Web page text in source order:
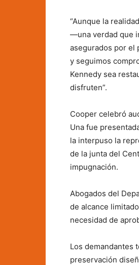
“Aunque la
—una verdad que
asegurados por el
y seguimos
Kennedy sea
disfruten”.
Cooper celebró
Una fue
la interpuso la
de la junta del
impugnación.
Abogados del
de alcance
necesidad de
Los demandantes
preservación